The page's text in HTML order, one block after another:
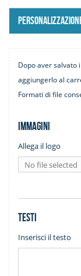
Dopo aver salvato
aggiungerlo al
Formati di file
Immagini
Allega il logo
No file selected
Testi
Inserisci il testo